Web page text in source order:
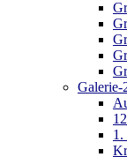
Galerie-
1.